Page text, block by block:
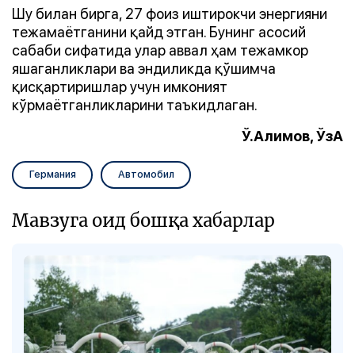
Шу билан бирга, 27 фоиз иштирокчи энергияни
тежамаётганини қайд этган. Бунинг асосий
сабаби сифатида улар аввал ҳам тежамкор
яшаганликлари ва эндиликда қўшимча
қисқартиришлар учун имконият
кўрмаётганликларини таъкидлаган.
Ў.Алимов, ЎзА
Германия Автомобил
Мавзуга оид бошқа хабарлар